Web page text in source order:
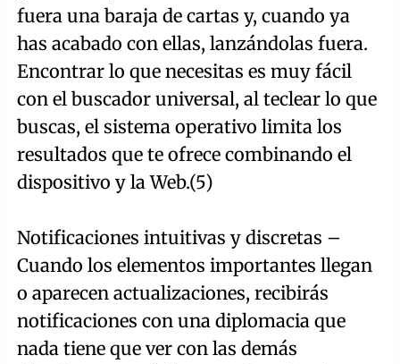
fuera una baraja de cartas y, cuando ya
has acabado con ellas, lanzándolas fuera.
Encontrar lo que necesitas es muy fácil
con el buscador universal, al teclear lo que
buscas, el sistema operativo limita los
resultados que te ofrece combinando el
dispositivo y la Web.(5)
Notificaciones intuitivas y discretas –
Cuando los elementos importantes llegan
o aparecen actualizaciones, recibirás
notificaciones con una diplomacia que
nada tiene que ver con las demás